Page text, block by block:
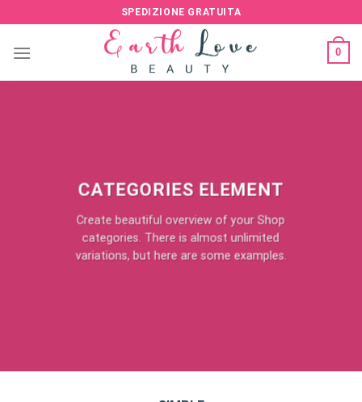
to
content
SPEDIZIONE GRATUITA
0
CATEGORIES ELEMENT
Create beautiful overview of your Shop
categories. There is almost unlimited
variations, but here are some examples.